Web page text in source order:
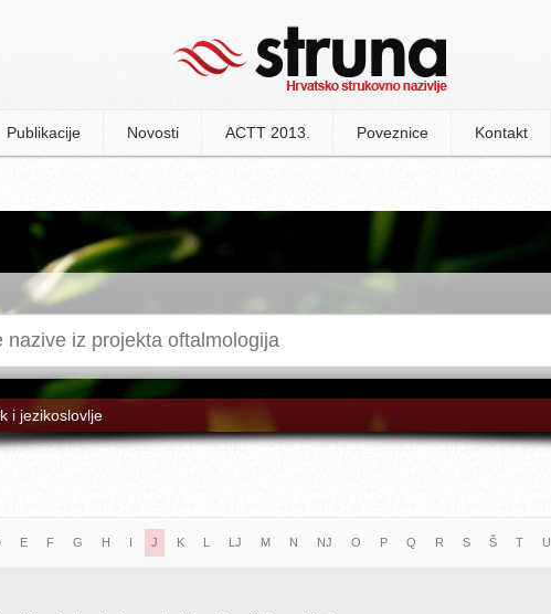
Publikacije Novosti ACTT 2013. Poveznice Kontakt
i jezikoslovlje
E F G H I J K L LJ M N NJ O P Q R S Š T U